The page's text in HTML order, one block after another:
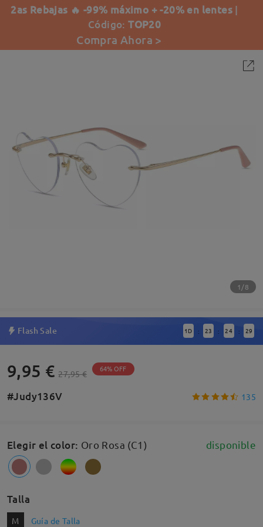
2as Rebajas 🔥 -99% máximo + -20% en lentes |
Código:TOP20
Compra Ahora >
1/8
Flash Sale 1 D : 23 : 24 : 29
9,95 € 27,95 € 64% OFF
#Judy136V 135
Elegir el color: Oro Rosa (C1) disponible
Talla
M Guía de Talla